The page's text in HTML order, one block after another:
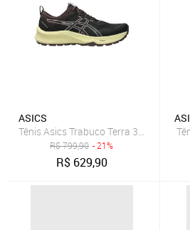
ASICS
Tênis Asics Trabuco Terra 3 Feminino -
R$799,90 - 21%
R$ 629,90